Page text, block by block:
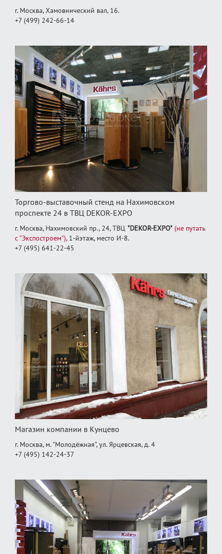
г. Москва, Хамовнический вал, 16.
+7 (499) 242-66-14
Торгово-выставочный стенд на Нахимовском
проспекте 24 в ТВЦ DEKOR-EXPO
г. Москва, Нахимовский пр., 24, ТВЦ "DEKOR-EXPO" (не путать
с "Экспостроем"), 1‑йэтаж, место И‑8.
+7 (495) 641-22-45
Магазин компании в Кунцево
г. Москва, м. "Молодёжная", ул. Ярцевская, д. 4
+7 (495) 142-24-37